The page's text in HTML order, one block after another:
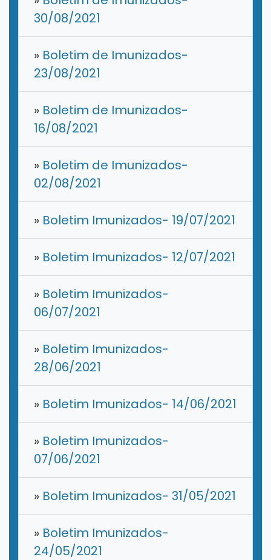
30/08/2021
» Boletim de Imunizados-
23/08/2021
» Boletim de Imunizados-
16/08/2021
» Boletim de Imunizados-
02/08/2021
» Boletim Imunizados- 19/07/2021
» Boletim Imunizados- 12/07/2021
» Boletim Imunizados-
06/07/2021
» Boletim Imunizados-
28/06/2021
» Boletim Imunizados- 14/06/2021
» Boletim Imunizados-
07/06/2021
» Boletim Imunizados- 31/05/2021
» Boletim Imunizados-
24/05/2021